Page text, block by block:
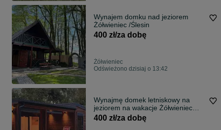
Wynajem domku nad jeziorem
Żółwieniec /Ślesin
400 zł/za dobę
Żółwieniec
Odświeżono dzisiaj o 13:42
Wynajmę domek letniskowy na
jeziorem na wakacje Żółwieniec
Ślesin
400 zł/za dobę